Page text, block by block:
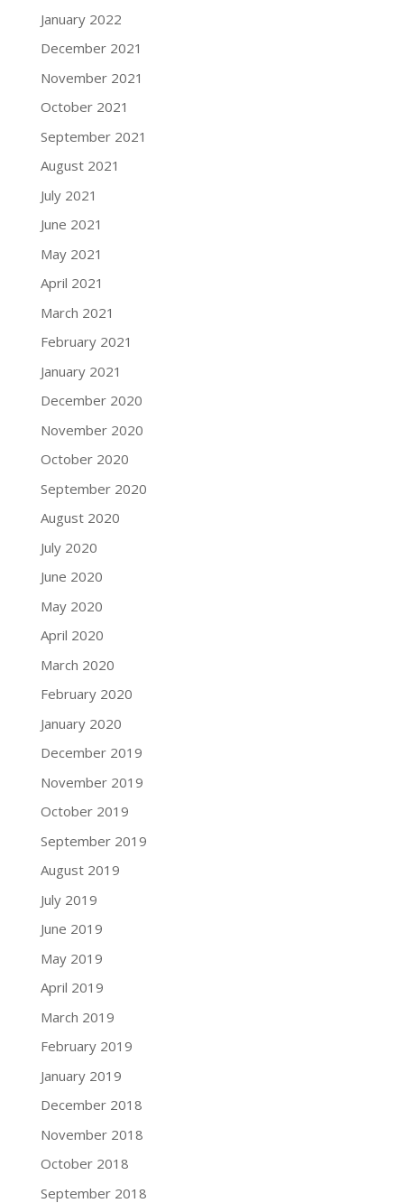
January 2022
December 2021
November 2021
October 2021
September 2021
August 2021
July 2021
June 2021
May 2021
April 2021
March 2021
February 2021
January 2021
December 2020
November 2020
October 2020
September 2020
August 2020
July 2020
June 2020
May 2020
April 2020
March 2020
February 2020
January 2020
December 2019
November 2019
October 2019
September 2019
August 2019
July 2019
June 2019
May 2019
April 2019
March 2019
February 2019
January 2019
December 2018
November 2018
October 2018
September 2018